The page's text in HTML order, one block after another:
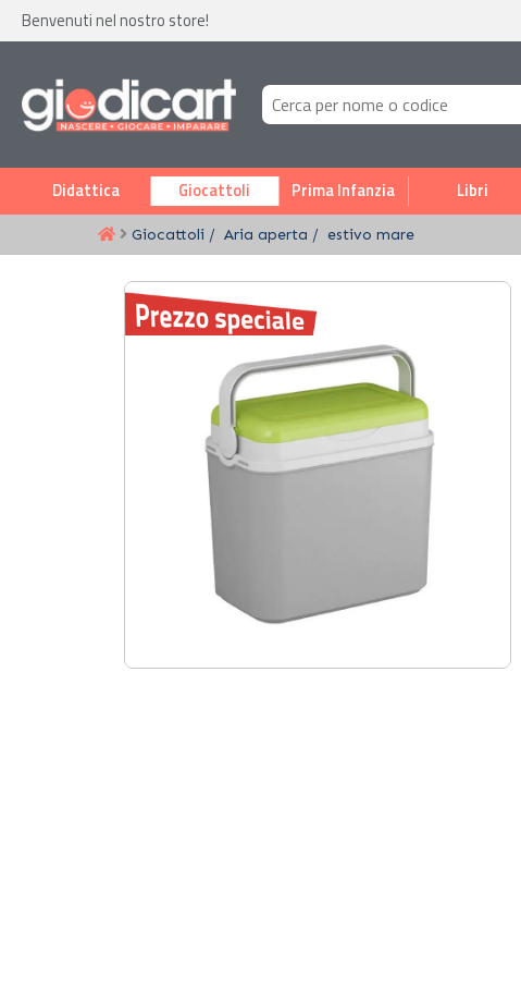
Benvenuti nel nostro store!
Didattica Giocattoli Prima Infanzia Libri
Giocattoli Aria aperta estivo mare